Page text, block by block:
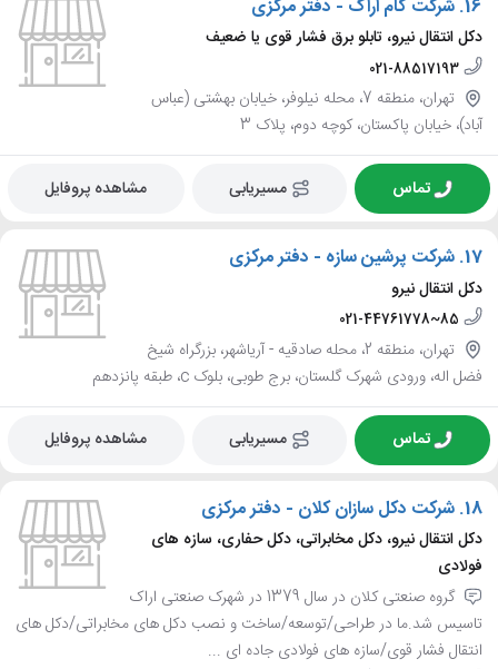
16. شرکت گام اراک - دفتر مرکزی
دکل انتقال نیرو، تابلو برق فشار قوی یا ضعیف
021-88517193
تهران، منطقه 7، محله نیلوفر، خیابان بهشتی (عباس
آباد)، خیابان پاکستان، کوچه دوم، پلاک 3
تماس مسیریابی مشاهده پروفایل
17. شرکت پرشین سازه - دفتر مرکزی
دکل انتقال نیرو
021-44761778~85
تهران، منطقه 2، محله صادقيه - آرياشهر، بزرگراه شیخ
فضل اله، ورودی شهرک گلستان، برج طوبی، بلوک c، طبقه پانزدهم
تماس مسیریابی مشاهده پروفایل
18. شرکت دکل سازان کلان - دفتر مرکزی
دکل انتقال نیرو، دکل مخابراتی، دکل حفاری، سازه های
فولادی
گروه صنعتی کلان در سال 1379 در شهرک صنعتی اراک
تاسیس شد.ما در طراحی/توسعه/ساخت و نصب دکل های مخابراتی/دکل های
انتقال فشار قوی/سازه های فولادی جاده ای ...